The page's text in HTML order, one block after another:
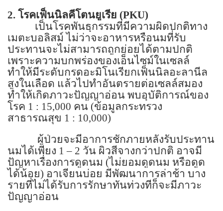
2. โรคเฟ็นนิลคีโตนยูเรีย (PKU)
เป็นโรคพันธุกรรมที่มีความผิดปกติทาง
เมตะบอลิสม์ ไม่ว่าจะอาหารหรือนมที่รับ
ประทานจะไม่สามารถถูกย่อยได้ตามปกติ
เพราะความบกพร่องของเอ็นไซม์ในเซลล์
ทำให้มีระดับกรดอะมิโนเรียกเฟ็นนิลอะลานีล
สูงในเลือด แล้วไปทำอันตรายต่อเซลล์สมอง
ทำให้เกิดภาวะปัญญาอ่อน พบอุบัติการณ์ของ
โรค 1 : 15,000 คน (ข้อมูลกระทรวง
สาธารณสุข 1 : 10,000)
ผู้ป่วยจะมีอาการชักภายหลังรับประทาน
นมได้เพียง 1 – 2 วัน ผิวสีจางกว่าปกติ อาจมี
ปัญหาเรื่องการดูดนม (ไม่ยอมดูดนม หรือดูด
ได้น้อย) อาเจียนบ่อย มีพัฒนาการล่าช้า บาง
รายที่ไม่ได้รับการรักษาทันท่วงทีก็จะมีภาวะ
ปัญญาอ่อน